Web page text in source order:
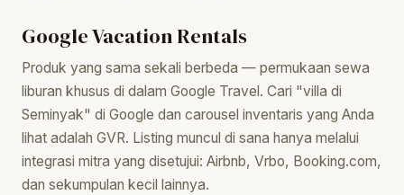
Google Vacation Rentals
Produk yang sama sekali berbeda — permukaan sewa
liburan khusus di dalam Google Travel. Cari "villa di
Seminyak" di Google dan carousel inventaris yang Anda
lihat adalah GVR. Listing muncul di sana hanya melalui
integrasi mitra yang disetujui: Airbnb, Vrbo, Booking.com,
dan sekumpulan kecil lainnya.